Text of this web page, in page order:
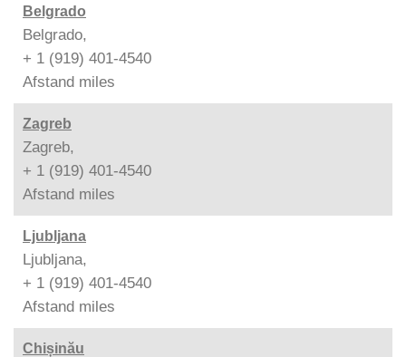
Belgrado
Belgrado,
+ 1 (919) 401-4540
Afstand miles
Zagreb
Zagreb,
+ 1 (919) 401-4540
Afstand miles
Ljubljana
Ljubljana,
+ 1 (919) 401-4540
Afstand miles
Chișinău